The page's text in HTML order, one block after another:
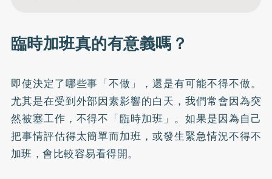
臨時加班真的有意義嗎？
即使決定了哪些事「不做」，還是有可能不得不做。
尤其是在受到外部因素影響的白天，我們常會因為突
然被塞工作，不得不「臨時加班」。如果是因為自己
把事情評估得太簡單而加班，或發生緊急情況不得不
加班，會比較容易看得開。